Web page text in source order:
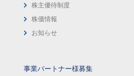
株主優待制度
株価情報
お知らせ
事業パートナー様募集